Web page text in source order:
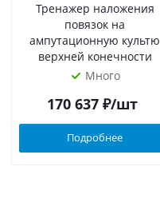
Тренажер наложения
повязок на
ампутационную культю
верхней конечности
Много
170 637₽/шт
Подробнее